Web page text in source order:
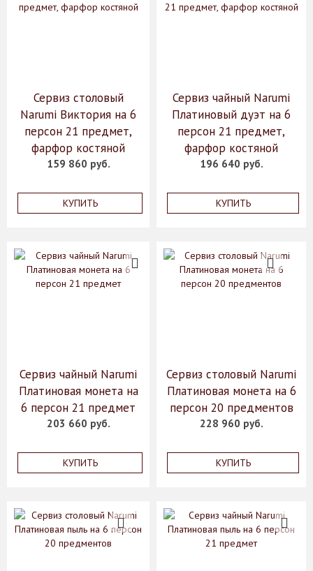
Сервиз столовый
Narumi Виктория на 6
персон 21 предмет,
фарфор костяной
159 860 руб.
КУПИТЬ
Сервиз чайный Narumi
Платиновый дуэт на 6
персон 21 предмет,
фарфор костяной
196 640 руб.
КУПИТЬ
Сервиз чайный Narumi
Платиновая монета на
6 персон 21 предмет
203 660 руб.
КУПИТЬ
Сервиз столовый Narumi
Платиновая монета на 6
персон 20 предментов
228 960 руб.
КУПИТЬ